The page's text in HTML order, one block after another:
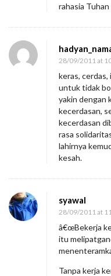
rahasia Tuhan
28/09/2011 at
keras,
untuk tidak
yakin dengan
kecerdasan,
kecerdasan
rasa
lahirnya
kesah.
syawal
28/09/2011 at
â€œBekerja
itu
Tanpa kerja